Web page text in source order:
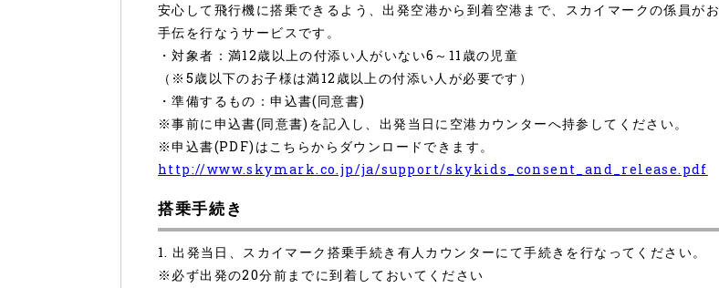
安心して飛行機に搭乗できるよう、出発空港から到着空港まで、スカイマークの係員がお
手伝を行なうサービスです。
・対象者：満12歳以上の付添い人がいない6～11歳の児童
（※5歳以下のお子様は満12歳以上の付添い人が必要です）
・準備するもの：申込書(同意書)
※事前に申込書(同意書)を記入し、出発当日に空港カウンターへ持参してください。
※申込書(PDF)はこちらからダウンロードできます。
http://www.skymark.co.jp/ja/support/skykids_consent_and_release.pdf
搭乗手続き
1. 出発当日、スカイマーク搭乗手続き有人カウンターにて手続きを行なってください。
※必ず出発の20分前までに到着しておいてください